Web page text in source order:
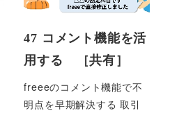
47 コメント機能を活
用する ［共有］
freeeのコメント機能で不
明点を早期解決する 取引